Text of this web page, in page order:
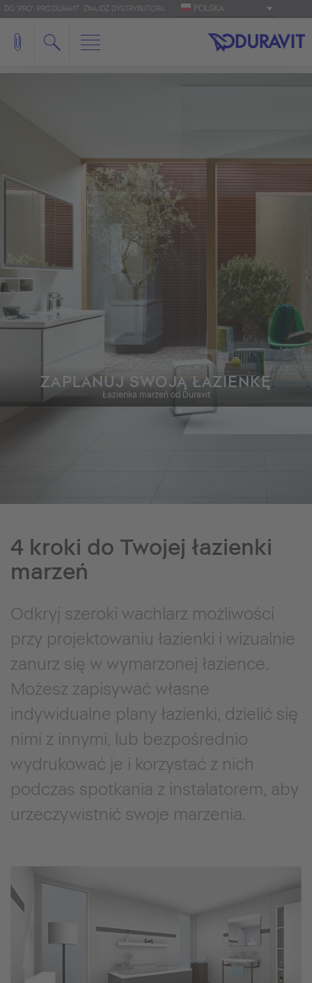
DO 'PRO': PRO.DURAVIT ZNAJDŹ DYSTRYBUTORA POLSKA
ZAPLANUJ SWOJĄ ŁAZIENKĘ
Łazienka marzeń od Duravit
4 kroki do Twojej łazienki
marzeń
Odkryj szeroki wachlarz możliwości
przy projektowaniu łazienki i wizualnie
zanurz się w wymarzonej łazience.
Możesz zapisywać własne
indywidualne plany łazienki, dzielić się
nimi z innymi, lub bezpośrednio
wydrukować je i korzystać z nich
podczas spotkania z instalatorem, aby
urzeczywistnić swoje marzenia.